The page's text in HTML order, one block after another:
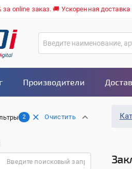
за online заказ. 🚚 Ускоренная
Производители
2 Очистить